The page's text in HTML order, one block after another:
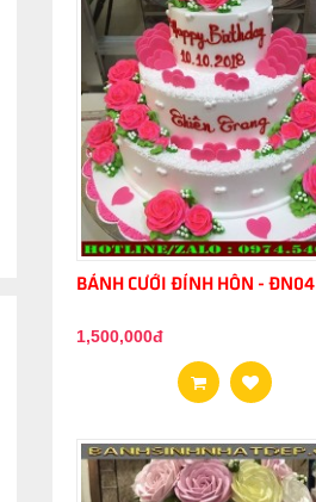
BÁNH CƯỚI ĐÍNH HÔN - ĐN04
1,500,000đ